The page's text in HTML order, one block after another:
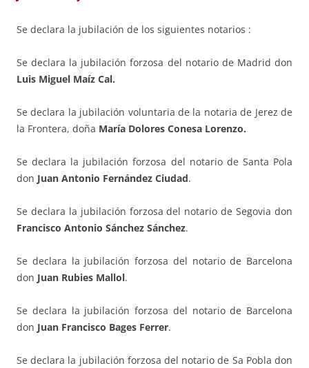
Se declara la jubilación de los siguientes notarios :
Se declara la jubilación forzosa del notario de Madrid don
Luis Miguel Maíz Cal.
Se declara la jubilación voluntaria de la notaria de Jerez de
la Frontera, doña María Dolores Conesa Lorenzo.
Se declara la jubilación forzosa del notario de Santa Pola
don Juan Antonio Fernández Ciudad.
Se declara la jubilación forzosa del notario de Segovia don
Francisco Antonio Sánchez Sánchez.
Se declara la jubilación forzosa del notario de Barcelona
don Juan Rubies Mallol.
Se declara la jubilación forzosa del notario de Barcelona
don Juan Francisco Bages Ferrer.
Se declara la jubilación forzosa del notario de Sa Pobla don